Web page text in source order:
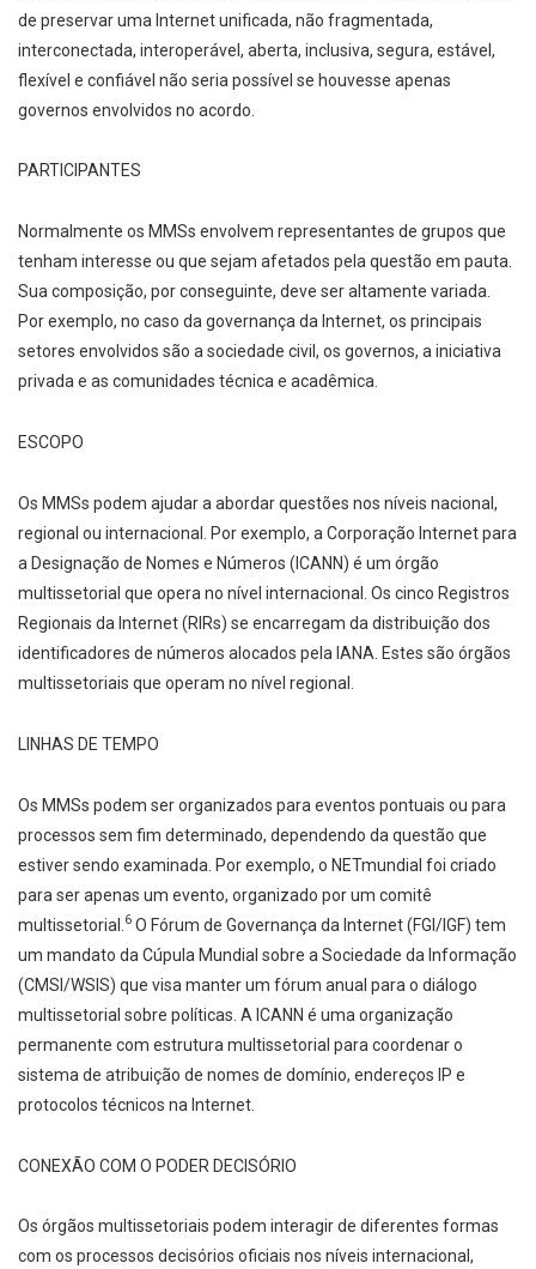
de preservar uma Internet unificada, não fragmentada,
interconectada, interoperável, aberta, inclusiva, segura, estável,
flexível e confiável não seria possível se houvesse apenas
governos envolvidos no acordo.
PARTICIPANTES
Normalmente os MMSs envolvem representantes de grupos que
tenham interesse ou que sejam afetados pela questão em pauta.
Sua composição, por conseguinte, deve ser altamente variada.
Por exemplo, no caso da governança da Internet, os principais
setores envolvidos são a sociedade civil, os governos, a iniciativa
privada e as comunidades técnica e acadêmica.
ESCOPO
Os MMSs podem ajudar a abordar questões nos níveis nacional,
regional ou internacional. Por exemplo, a Corporação Internet para
a Designação de Nomes e Números (ICANN) é um órgão
multissetorial que opera no nível internacional. Os cinco Registros
Regionais da Internet (RIRs) se encarregam da distribuição dos
identificadores de números alocados pela IANA. Estes são órgãos
multissetoriais que operam no nível regional.
LINHAS DE TEMPO
Os MMSs podem ser organizados para eventos pontuais ou para
processos sem fim determinado, dependendo da questão que
estiver sendo examinada. Por exemplo, o NETmundial foi criado
para ser apenas um evento, organizado por um comitê
multissetorial.
6 O Fórum de Governança da Internet (FGI/IGF) tem
um mandato da Cúpula Mundial sobre a Sociedade da Informação
(CMSI/WSIS) que visa manter um fórum anual para o diálogo
multissetorial sobre políticas. A ICANN é uma organização
permanente com estrutura multissetorial para coordenar o
sistema de atribuição de nomes de domínio, endereços IP e
protocolos técnicos na Internet.
CONEXÃO COM O PODER DECISÓRIO
Os órgãos multissetoriais podem interagir de diferentes formas
com os processos decisórios oficiais nos níveis internacional,